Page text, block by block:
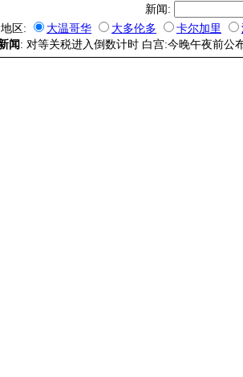
新闻:
地区:
大温哥华 大多伦多 卡尔加里
闻 : 对等关税进入倒数计时 白宫:今晚午夜前公